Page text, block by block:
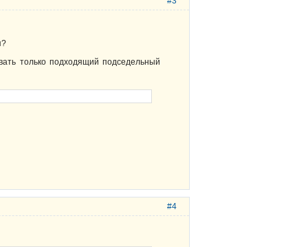
только подходящий подседельный
#4